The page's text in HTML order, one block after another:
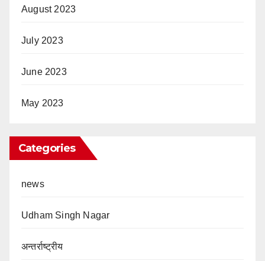
August 2023
July 2023
June 2023
May 2023
Categories
news
Udham Singh Nagar
अन्तर्राष्ट्रीय